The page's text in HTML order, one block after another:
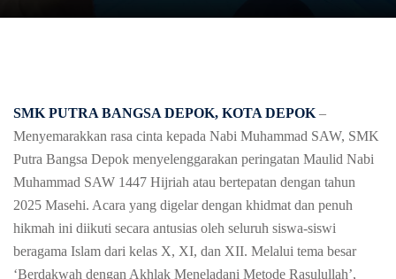
SMK PUTRA BANGSA DEPOK, KOTA DEPOK –
Menyemarakkan rasa cinta kepada Nabi Muhammad SAW, SMK
Putra Bangsa Depok menyelenggarakan peringatan Maulid Nabi
Muhammad SAW 1447 Hijriah atau bertepatan dengan tahun
2025 Masehi. Acara yang digelar dengan khidmat dan penuh
hikmah ini diikuti secara antusias oleh seluruh siswa-siswi
beragama Islam dari kelas X, XI, dan XII. Melalui tema besar
‘Berdakwah dengan Akhlak Meneladani Metode Rasulullah’,